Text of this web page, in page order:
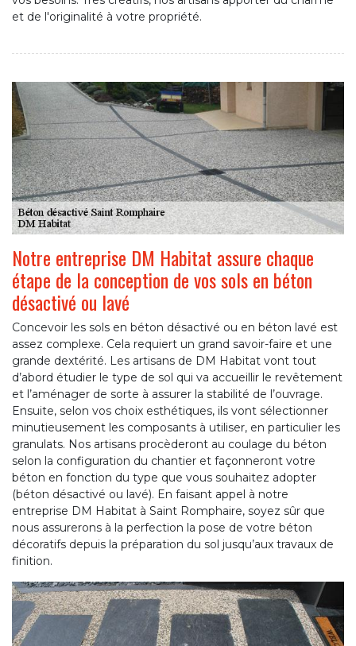
et de l'originalité à votre propriété.
Notre entreprise DM Habitat assure chaque
étape de la conception de vos sols en béton
désactivé ou lavé
Concevoir les sols en béton désactivé ou en béton lavé est
assez complexe. Cela requiert un grand savoir-faire et une
grande dextérité. Les artisans de DM Habitat vont tout
d’abord étudier le type de sol qui va accueillir le revêtement
et l’aménager de sorte à assurer la stabilité de l’ouvrage.
Ensuite, selon vos choix esthétiques, ils vont sélectionner
minutieusement les composants à utiliser, en particulier les
granulats. Nos artisans procèderont au coulage du béton
selon la configuration du chantier et façonneront votre
béton en fonction du type que vous souhaitez adopter
(béton désactivé ou lavé). En faisant appel à notre
entreprise DM Habitat à Saint Romphaire, soyez sûr que
nous assurerons à la perfection la pose de votre béton
décoratifs depuis la préparation du sol jusqu’aux travaux de
finition.